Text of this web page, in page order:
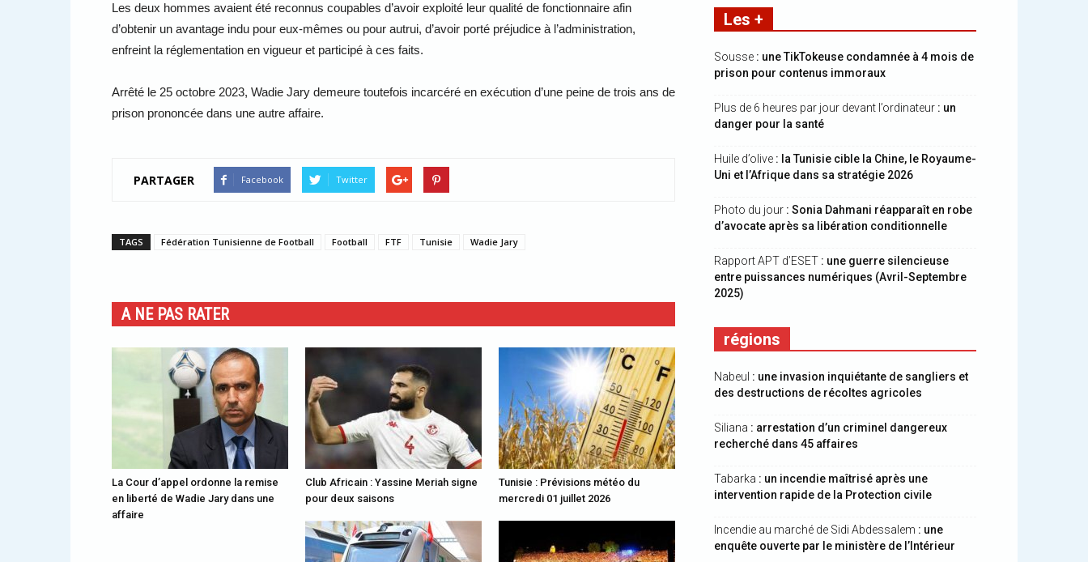
Les deux hommes avaient été reconnus coupables d’avoir exploité leur qualité de fonctionnaire afin
d’obtenir un avantage indu pour eux-mêmes ou pour autrui, d’avoir porté préjudice à l’administration,
enfreint la réglementation en vigueur et participé à ces faits.
Arrêté le 25 octobre 2023, Wadie Jary demeure toutefois incarcéré en exécution d’une peine de trois ans de
prison prononcée dans une autre affaire.
PARTAGER Facebook Twitter
TAGS Fédération Tunisienne de Football Football FTF Tunisie Wadie Jary
A NE PAS RATER
La Cour d’appel ordonne la remise
en liberté de Wadie Jary dans une
affaire
Club Africain : Yassine Meriah signe
pour deux saisons
Tunisie : Prévisions météo du
mercredi 01 juillet 2026
Les +
Sousse : une TikTokeuse condamnée à 4 mois de
prison pour contenus immoraux
Plus de 6 heures par jour devant l’ordinateur : un
danger pour la santé
Huile d’olive : la Tunisie cible la Chine, le Royaume-
Uni et l’Afrique dans sa stratégie 2026
Photo du jour : Sonia Dahmani réapparaît en robe
d’avocate après sa libération conditionnelle
Rapport APT d’ESET : une guerre silencieuse
entre puissances numériques (Avril-Septembre
2025)
régions
Nabeul : une invasion inquiétante de sangliers et
des destructions de récoltes agricoles
Siliana : arrestation d’un criminel dangereux
recherché dans 45 affaires
Tabarka : un incendie maîtrisé après une
intervention rapide de la Protection civile
Incendie au marché de Sidi Abdessalem : une
enquête ouverte par le ministère de l’Intérieur